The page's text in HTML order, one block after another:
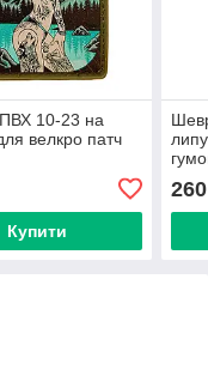
10-23 на
велкро патч
Купити
260